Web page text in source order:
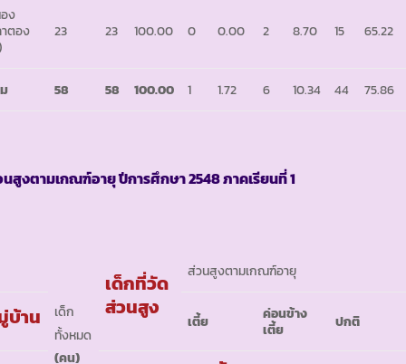
ง
ตอง
23 23 100.00 0 0.00 2 8.70 15 65.22
58 58 100.00 1 1.72 6 10.34 44 75.86
สูงตามเกณฑ์อายุ ปีการศึกษา 2548 ภาคเรียนที่ 1
เด็ก
ทั้งหมด
(คน)
เด็กที่วัด
ส่วนสูง
ส่วนสูงตามเกณฑ์อายุ
บ้าน เตี้ย
ค่อนข้าง
เตี้ย
ปกติ